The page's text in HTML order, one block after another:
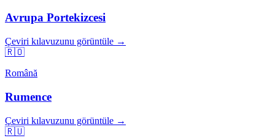
Avrupa Portekizcesi
Çeviri kılavuzunu görüntüle →
🇷🇴
Română
Rumence
Çeviri kılavuzunu görüntüle →
🇷🇺